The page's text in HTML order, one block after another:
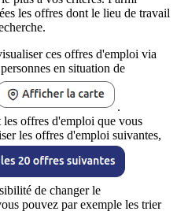
les offres dont le lieu de travail
ces offres d'emploi via
en situation de
.
offres d'emploi que vous
les offres d'emploi suivantes,
de changer le
pouvez par exemple les trier